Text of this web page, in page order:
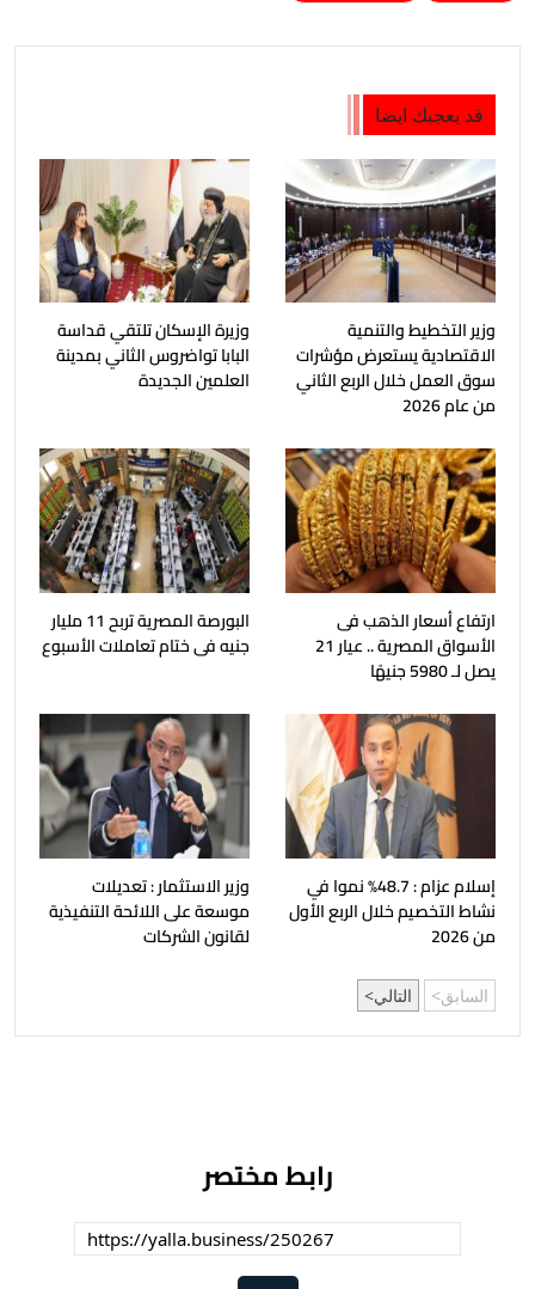
قد يعجبك ايضا
وزير التخطيط والتنمية
الاقتصادية يستعرض مؤشرات
سوق العمل خلال الربع الثاني
من عام 2026
وزيرة الإسكان تلتقي قداسة
البابا تواضروس الثاني بمدينة
العلمين الجديدة
ارتفاع أسعار الذهب فى
الأسواق المصرية .. عيار 21
يصل لـ 5980 جنيهًا
البورصة المصرية تربح 11 مليار
جنيه فى ختام تعاملات الأسبوع
إسلام عزام : 48.7% نموا في
نشاط التخصيم خلال الربع الأول
من 2026
وزير الاستثمار : تعديلات
موسعة على اللائحة التنفيذية
لقانون الشركات
السابق التالي
رابط مختصر